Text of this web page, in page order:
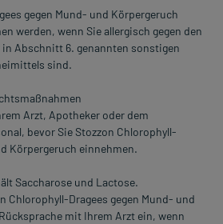
gegen Mund- und Körpergeruch
werden, wenn Sie allergisch gegen den
Abschnitt 6. genannten sonstigen
sind.
Arzt, Apotheker oder dem
bevor Sie Stozzon Chlorophyll-
Körpergeruch einnehmen.
Saccharose und Lactose.
Chlorophyll-Dragees gegen Mund- und
mit Ihrem Arzt ein, wenn